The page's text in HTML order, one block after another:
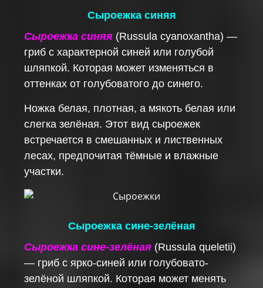
Сыроежка синяя
Сыроежка синяя (Russula cyanoxantha) —
гриб с характерной синей или голубой
шляпкой. Которая может изменяться в
оттенках от голубоватого до синего.
Ножка белая, плотная, а мякоть белая или
слегка зелёная. Этот вид сыроежек
встречается в смешанных и лиственных
лесах, предпочитая тёмные и влажные
участки.
Сыроежка сине-зелёная
Сыроежка сине-зелёная (Russula queletii)
— гриб с ярко-синей или голубовато-
зелёной шляпкой. Которая может менять